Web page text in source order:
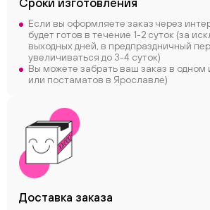
Сроки изготовления
Если вы оформляете заказ через
будет готов в течение 1-2 суток (за
выходных дней, в предпраздничный
увеличиваться до 3-4 суток)
Вы можете забрать ваш заказ в одном
или постаматов в Ярославле)
Доставка заказа